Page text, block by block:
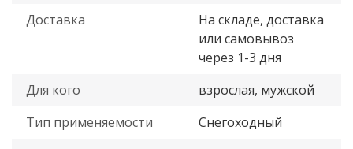
Доставка
На складе, доставка
или самовывоз
через 1-3 дня
Для кого
взрослая, мужской
Тип применяемости
Снегоходный